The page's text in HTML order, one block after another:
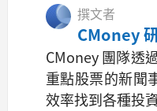
撰文者
CMoney
CMoney 團隊透
重點股票的新聞
效率找到各種投